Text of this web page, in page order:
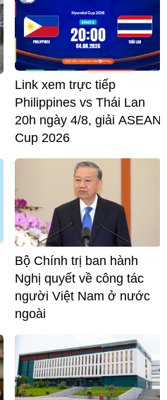
Link xem trực tiếp
Philippines vs Thái Lan
20h ngày 4/8, giải ASEAN
Cup 2026
Bộ Chính trị ban hành
Nghị quyết về công tác
người Việt Nam ở nước
ngoài